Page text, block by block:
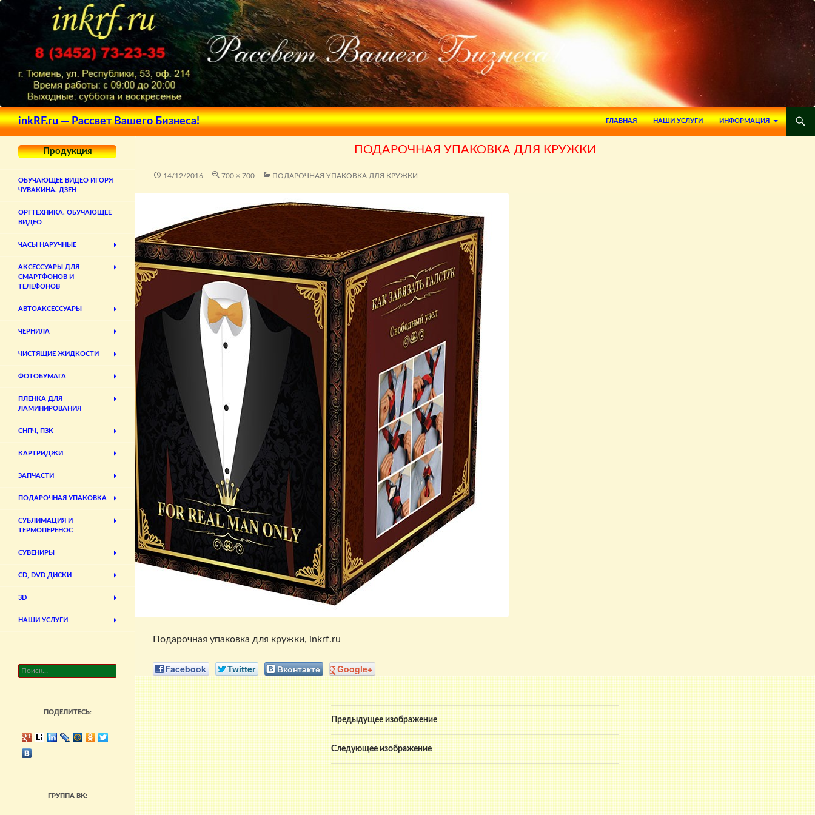
inkRF.ru — Рассвет Вашего Бизнеса!
Поиск
ПЕРЕЙТИ К СОДЕРЖИМОМУ
ГЛАВНАЯ
НАШИ УСЛУГИ ИНФОРМАЦИЯ
ПОДАРОЧНАЯ УПАКОВКА ДЛЯ КРУЖКИ
14/12/2016 700 × 700 ПОДАРОЧНАЯ УПАКОВКА ДЛЯ КРУЖКИ
Подарочная упаковка для кружки, inkrf.ru
Facebook Twitter Вконтакте Google+
Предыдущее изображение
Следующее изображение
Продукция
ОБУЧАЮЩЕЕ ВИДЕО ИГОРЯ
ЧУВАКИНА. ДЗЕН
ОРГТЕХНИКА. ОБУЧАЮЩЕЕ
ВИДЕО
ЧАСЫ НАРУЧНЫЕ
АКСЕССУАРЫ ДЛЯ
СМАРТФОНОВ И
ТЕЛЕФОНОВ
АВТОАКСЕССУАРЫ
ЧЕРНИЛА
ЧИСТЯЩИЕ ЖИДКОСТИ
ФОТОБУМАГА
ПЛЕНКА ДЛЯ
ЛАМИНИРОВАНИЯ
СНПЧ, ПЗК
КАРТРИДЖИ
ЗАПЧАСТИ
ПОДАРОЧНАЯ УПАКОВКА
СУБЛИМАЦИЯ И
ТЕРМОПЕРЕНОС
СУВЕНИРЫ
CD, DVD ДИСКИ
3D
НАШИ УСЛУГИ
Найти:
ПОДЕЛИТЕСЬ:
ГРУППА ВК: